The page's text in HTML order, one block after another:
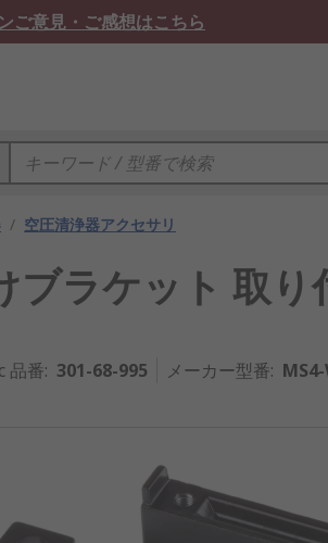
ご意見・ご感想はこちら
/ 空圧清浄器アクセサリ
ブラケット 取
品番: 301-68-995 メーカー型番: